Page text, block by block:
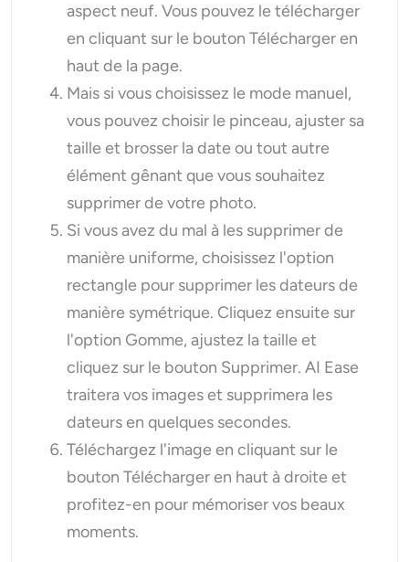
aspect neuf. Vous pouvez le télécharger
en cliquant sur le bouton Télécharger en
haut de la page.
Mais si vous choisissez le mode manuel,
vous pouvez choisir le pinceau, ajuster sa
taille et brosser la date ou tout autre
élément gênant que vous souhaitez
supprimer de votre photo.
Si vous avez du mal à les supprimer de
manière uniforme, choisissez l'option
rectangle pour supprimer les dateurs de
manière symétrique. Cliquez ensuite sur
l'option Gomme, ajustez la taille et
cliquez sur le bouton Supprimer. AI Ease
traitera vos images et supprimera les
dateurs en quelques secondes.
Téléchargez l'image en cliquant sur le
bouton Télécharger en haut à droite et
profitez-en pour mémoriser vos beaux
moments.